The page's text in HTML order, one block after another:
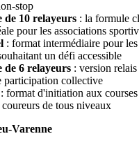
stop
de 10 relayeurs : la formule
pour les associations
: format intermédiaire pour
un défi accessible
de 6 relayeurs : version
participation collective
: format d'initiation aux
de tous niveaux
Varenne